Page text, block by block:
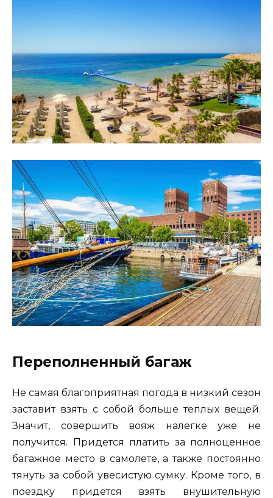
Переполненный багаж
Не самая благоприятная погода в низкий сезон
заставит взять с собой больше теплых вещей.
Значит, совершить вояж налегке уже не
получится. Придется платить за полноценное
багажное место в самолете, а также постоянно
тянуть за собой увесистую сумку. Кроме того, в
поездку придется взять внушительную